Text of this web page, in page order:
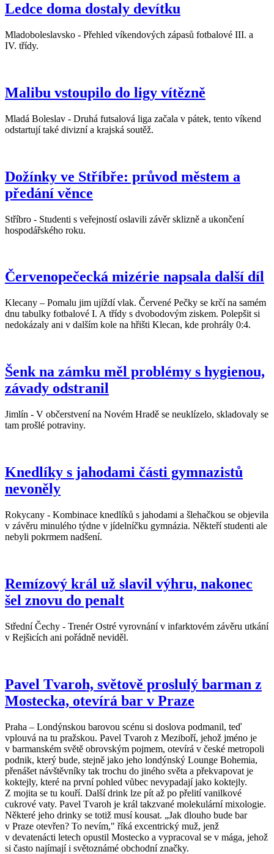
Ledce doma dostaly devítku
Mladoboleslavsko - Přehled víkendových zápasů fotbalové III. a
IV. třídy.
Malibu vstoupilo do ligy vítězně
Mladá Boleslav - Druhá futsalová liga začala v pátek, tento víkend
odstartují také divizní a krajská soutěž.
Dožínky ve Stříbře: průvod městem a
předání věnce
Stříbro - Studenti s veřejností oslavili závěr sklizně a ukončení
hospodářského roku.
Červenopečecká mizérie napsala další díl
Klecany – Pomalu jim ujíždí vlak. Červené Pečky se krčí na samém
dnu tabulky fotbalové I. A třídy s dvobodovým ziskem. Polepšit si
nedokázaly ani v dalším kole na hřišti Klecan, kde prohrály 0:4.
Šenk na zámku měl problémy s hygienou,
závady odstranil
Jimlín - V občerstvení na Novém Hradě se neuklízelo, skladovaly se
tam prošlé potraviny.
Knedlíky s jahodami části gymnazistů
nevoněly
Rokycany - Kombinace knedlíků s jahodami a šlehačkou se objevila
v závěru minulého týdne v jídelníčku gymnázia. Někteří studenti ale
nebyli pokrmem nadšení.
Remízový král už slavil výhru, nakonec
šel znovu do penalt
Střední Čechy - Trenér Ostré vyrovnání v infarktovém závěru utkání
v Rejšicích ani pořádně neviděl.
Pavel Tvaroh, světově proslulý barman z
Mostecka, otevírá bar v Praze
Praha – Londýnskou barovou scénu si doslova podmanil, teď
vplouvá na tu pražskou. Pavel Tvaroh z Meziboří, jehož jméno je
v barmanském světě obrovským pojmem, otevírá v české metropoli
podnik, který bude, stejně jako jeho londýnský Lounge Bohemia,
přenášet návštěvníky tak trochu do jiného světa a překvapovat je
koktejly, které na první pohled vůbec nevypadají jako koktejly.
Z mojita se tu kouří. Další drink lze pít až po přelití vanilkové
cukrové vaty. Pavel Tvaroh je král takzvané molekulární mixologie.
Některé jeho drinky se totiž musí kousat. „Jak dlouho bude bar
v Praze otevřen? To nevím," říká excentrický muž, jenž
v devatenácti letech opustil Mostecko a vypracoval se v mága, jehož
si často najímají i světoznámé obchodní značky.